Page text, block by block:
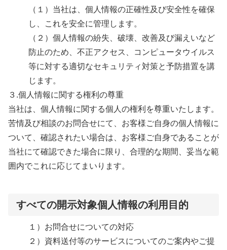
（１）当社は、個人情報の正確性及び安全性を確保
し、これを安全に管理します。
（２）個人情報の紛失、破壊、改善及び漏えいなど
防止のため、不正アクセス、コンピュータウイルス
等に対する適切なセキュリティ対策と予防措置を講
じます。
３.個人情報に関する権利の尊重
当社は、個人情報に関する個人の権利を尊重いたします。
苦情及び相談のお問合せにて、お客様ご自身の個人情報に
ついて、確認されたい場合は、お客様ご自身であることが
当社にて確認できた場合に限り、合理的な期間、妥当な範
囲内でこれに応じてまいります。
すべての開示対象個人情報の利用目的
１）お問合せについての対応
２）資料送付等のサービスについてのご案内やご提